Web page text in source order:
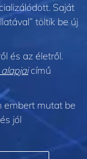
Saját
töltik be új
és az életről.
című
embert mutat be
jól